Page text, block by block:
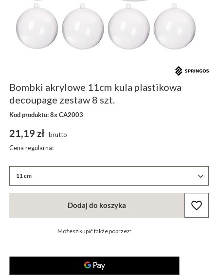
Bombki akrylowe 11cm kula plastikowa
decoupage zestaw 8 szt.
Kod produktu: 8x CA2003
11 cm
21,19 zł brutto
Cena regularna:
Dodaj do koszyka
Możesz kupić także poprzez: